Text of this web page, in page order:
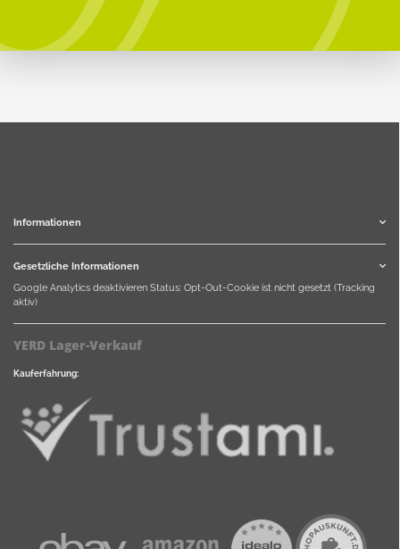
Informationen
Gesetzliche Informationen
Google Analytics deaktivieren Status: Opt-Out-Cookie ist nicht gesetzt (Tracking
aktiv)
YERD Lager-Verkauf
Kauferfahrung: